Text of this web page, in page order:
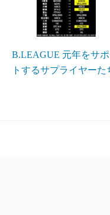
B.LEAGUE 元年をサ
トするサプライヤーた